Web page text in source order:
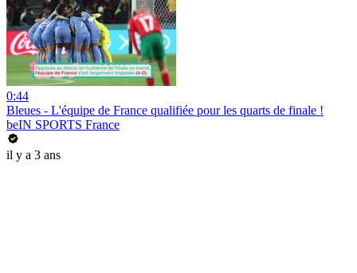
0:44
Bleues - L'équipe de France qualifiée pour les quarts de finale !
beIN SPORTS France
il y a 3 ans